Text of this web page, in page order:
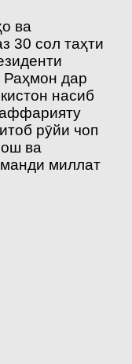
ва
30 сол таҳти
дар
насиб
рӯйи чоп
ва
миллат